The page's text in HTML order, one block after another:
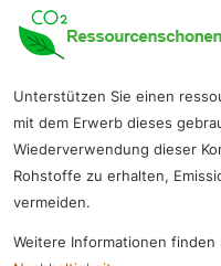
Unterstützen Sie einen
mit dem Erwerb dieses
Wiederverwendung dieser
Rohstoffe zu erhalten,
vermeiden.
Weitere Informationen